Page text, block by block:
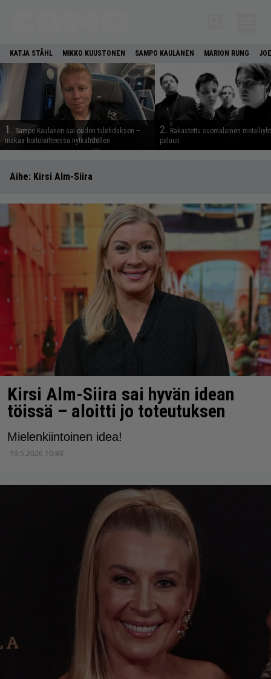
KATJA STÅHL MIKKO KUUSTONEN SAMPO KAULANEN MARION RUNG
1. Sampo Kaulanen sai oudon tulehduksen –
makaa hoitolaitteessa nytkähdellen
2. Rakastettu suomalainen
paluun
Aihe: Kirsi Alm-Siira
Kirsi Alm-Siira sai hyvän idean
töissä – aloitti jo toteutuksen
Mielenkiintoinen idea!
19.5.2026 10:48